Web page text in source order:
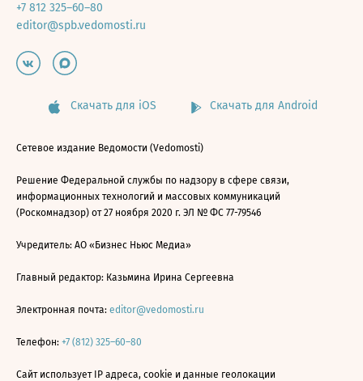
+7 812 325–60–80
editor@spb.vedomosti.ru
Скачать для iOS Скачать для Android
Сетевое издание Ведомости (Vedomosti)
Решение Федеральной службы по надзору в сфере связи,
информационных технологий и массовых коммуникаций
(Роскомнадзор) от 27 ноября 2020 г. ЭЛ № ФС 77-79546
Учредитель: АО «Бизнес Ньюс Медиа»
Главный редактор: Казьмина Ирина Сергеевна
Электронная почта: editor@vedomosti.ru
Телефон: +7 (812) 325–60–80
Сайт использует IP адреса, cookie и данные геолокации